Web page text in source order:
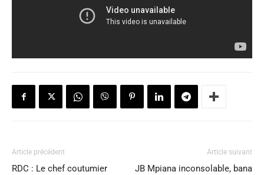
Article précédent
RDC : Le chef coutumier
Article suivant
JB Mpiana inconsolable, bana